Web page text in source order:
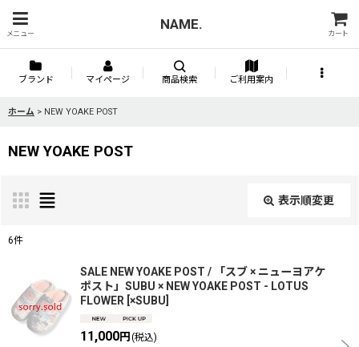
メニュー
NAME.
カート
ブランド マイページ 商品検索 ご利用案内
ホーム > NEW YOAKE POST
NEW YOAKE POST
表示順変更
並び順:
6件
SALE NEW YOAKE POST / 「スブ × ニューヨアケ
ポスト」SUBU × NEW YOAKE POST - LOTUS
FLOWER ×SUBU
11,000円 (税込)